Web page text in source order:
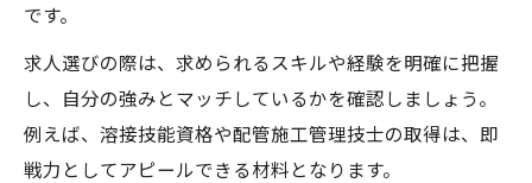
です。
求人選びの際は、求められるスキルや経験を明確に把握
し、自分の強みとマッチしているかを確認しましょう。
例えば、溶接技能資格や配管施工管理技士の取得は、即
戦力としてアピールできる材料となります。